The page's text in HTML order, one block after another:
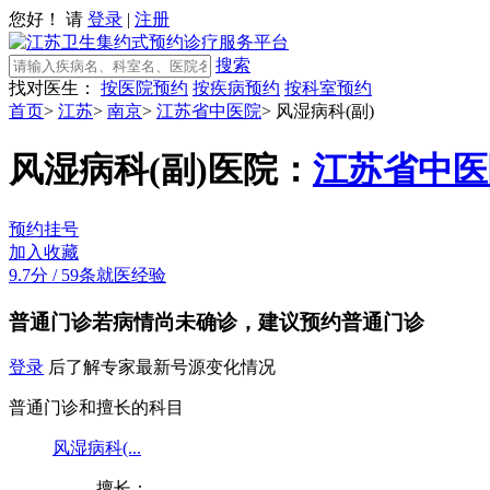
您好！ 请 登录 | 注册
搜索
找对医生：
按医院预约 按疾病预约 按科室预约
首页> 江苏> 南京> 江苏省中医院> 风湿病科(副)
风湿病科(副)医院： 江苏省中
预约挂号
加入收藏
9.7分 / 59条就医经验
普通门诊若病情尚未确诊，建议预约普通门诊
登录 后了解专家最新号源变化情况
普通门诊和擅长的科目
风湿病科(...